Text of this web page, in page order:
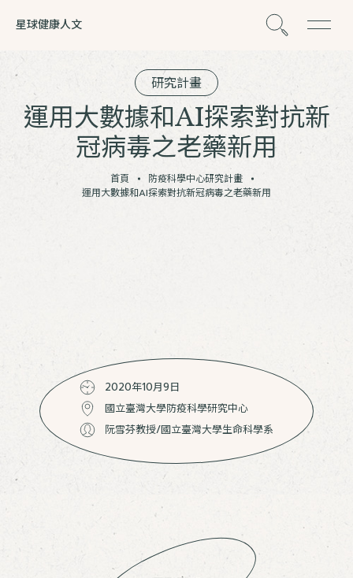
星球健康人文
研究計畫
運用大數據和AI探索對抗新
冠病毒之老藥新用
首頁
防疫科學中心研究計畫
運用大數據和AI探索對抗新冠病毒之老藥新用
2020年10月9日
國立臺灣大學防疫科學研究中心
阮雪芬教授/國立臺灣大學生命科學系